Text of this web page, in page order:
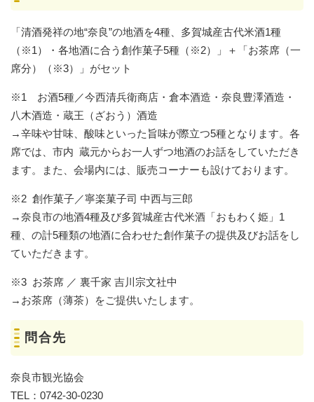
「清酒発祥の地“奈良”の地酒を4種、多賀城産古代米酒1種
（※1）・各地酒に合う創作菓子5種（※2）」＋「お茶席（一
席分）（※3）」がセット
※1 お酒5種／今西清兵衛商店・倉本酒造・奈良豊澤酒造・
八木酒造・蔵王（ざおう）酒造
→辛味や甘味、酸味といった旨味が際立つ5種となります。各
席では、市内 蔵元からお一人ずつ地酒のお話をしていただき
ます。また、会場内には、販売コーナーも設けております。
※2 創作菓子／寧楽菓子司 中西与三郎
→奈良市の地酒4種及び多賀城産古代米酒「おもわく姫」1
種、の計5種類の地酒に合わせた創作菓子の提供及びお話をし
ていただきます。
※3 お茶席 ／ 裏千家 吉川宗文社中
→お茶席（薄茶）をご提供いたします。
問合先
奈良市観光協会
TEL：0742-30-0230